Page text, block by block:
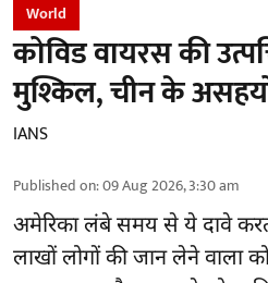
World
कोविड वायरस की
मुश्किल, चीन के
IANS
Published on:09 Aug 2026, 3:30 am
अमेरिका लंबे समय से ये दावे
लाखों लोगों की जान लेने वाला